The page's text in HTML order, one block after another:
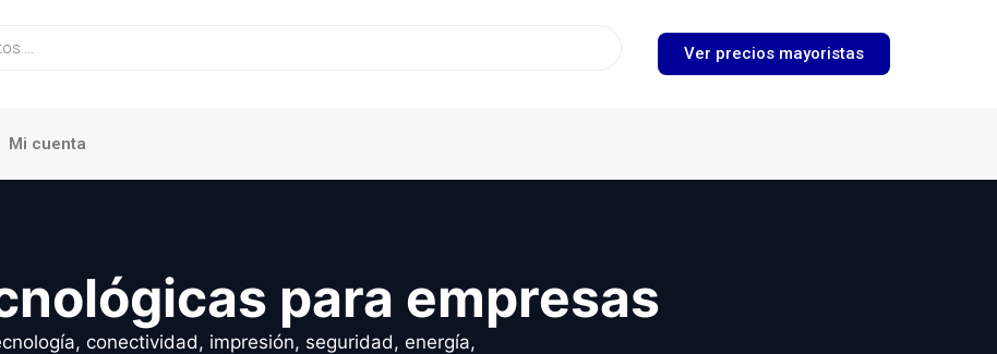
Ver precios mayoristas
Mi cuenta
para empresas
conectividad, impresión, seguridad, energía,